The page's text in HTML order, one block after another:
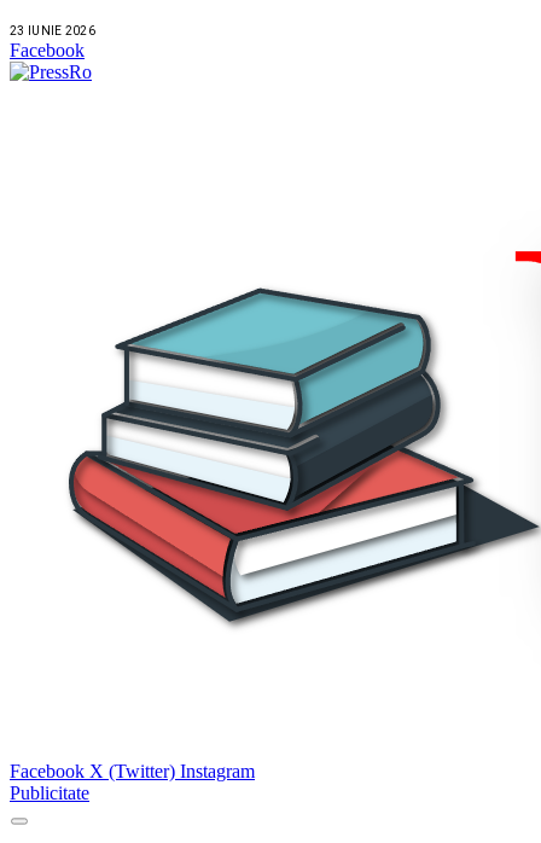
23 IUNIE 2026
Facebook
Facebook X (Twitter) Instagram
Publicitate